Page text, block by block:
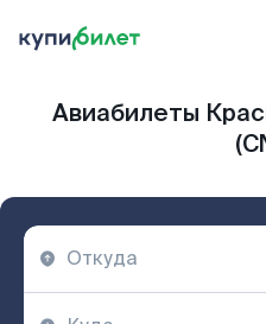
Авиабилеты